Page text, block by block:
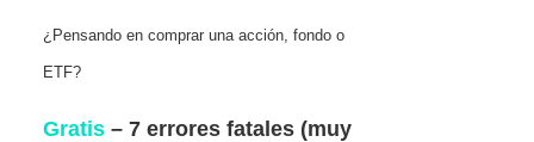
¿Pensando en comprar una acción, fondo o
ETF?
Gratis – 7 errores fatales (muy